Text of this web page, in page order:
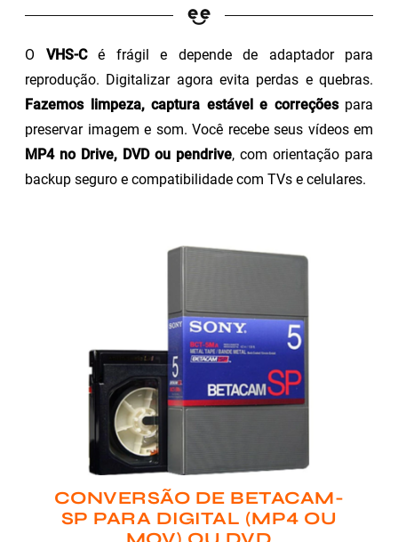
O VHS-Cé frágil e depende de adaptador para
reprodução. Digitalizar agora evita perdas e quebras.
Fazemos limpeza, captura estável e correçõespara
preservar imagem e som. Você recebe seus vídeos em
MP4 no Drive, DVD ou pendrive, com orientação para
backup seguro e compatibilidade com TVs e celulares.
CONVERSÃO DE BETACAM-
SP PARA DIGITAL (MP4 OU